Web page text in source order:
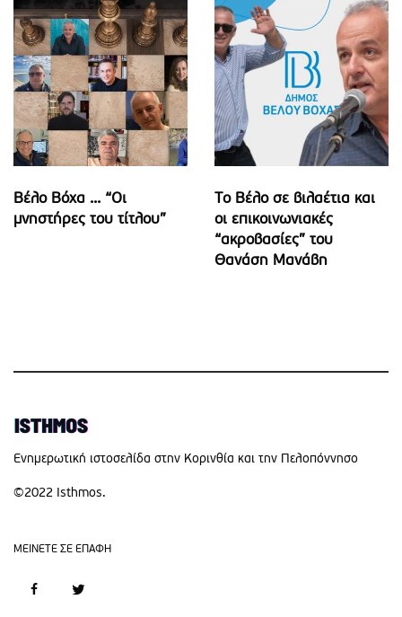
Βέλο Βόχα ... “Οι
μνηστήρες του τίτλου”
Το Βέλο σε βιλαέτια και
οι επικοινωνιακές
“ακροβασίες” του
Θανάση Μανάβη
Eνημερωτική ιστοσελίδα στην Κορινθία και την Πελοπόννησο
©2022 Isthmos.
MEINETE ΣΕ ΕΠΑΦΗ